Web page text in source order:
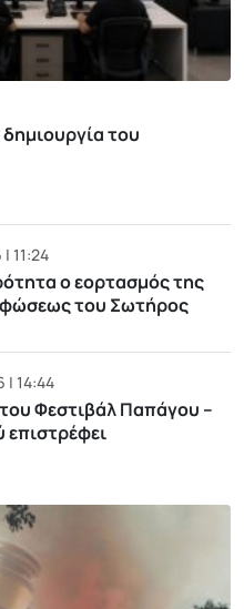
του
11:24
ο εορτασμός της
του Σωτήρος
| 14:44
Φεστιβάλ Παπάγου –